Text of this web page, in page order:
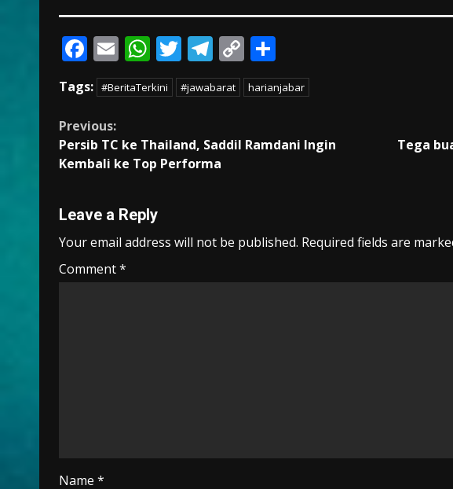
F
ac
e
b
o
o
E
m
ai
W
h
at
A
p
T
w
itt
T
el
e
a
m
C
o
p
Li
h
ar
Tags: #BeritaTerkini #jawabarat harianjabar
Continue
Reading
Previous:
Persib TC ke Thailand, Saddil Ramdani Ingin
Kembali ke Top Performa
Tega
Leave a Reply
Your email address will not be published. Required fields are
Comment*
Name *